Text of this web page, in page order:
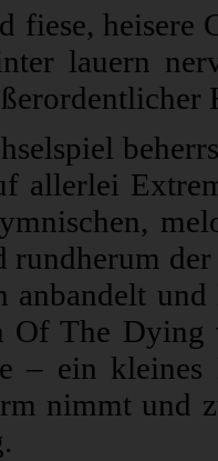
fiese, heisere
lauern
allerlei
rundherum
anbandelt
Of The Dying
– ein
nimmt und